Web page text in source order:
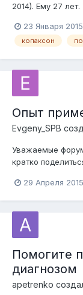
2014). Ему 27
копаксон? Врачи
получить. Что
23 Января 2015
копаксон
Опыт
Evgeny_SPB
Уважаемые
кратко
болезни, если
модераторам: Мне
29 Апреля 2015
Помогите
диагнозом
apetrenko